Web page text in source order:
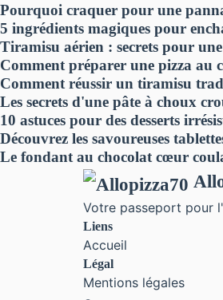
Pourquoi craquer pour une
5 ingrédients magiques pour
Tiramisu aérien : secrets pour
Comment préparer une pizza au
Comment réussir un tiramisu
Les secrets d'une pâte à choux
10 astuces pour des desserts
Découvrez les savoureuses
Le fondant au chocolat cœur
Votre passeport pour
Liens
Accueil
Légal
Mentions légales